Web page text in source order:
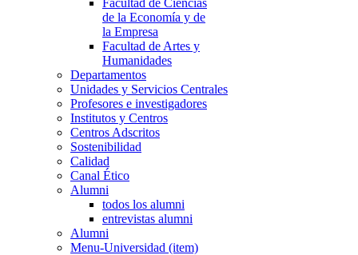
Facultad de Ciencias
de la Economía y de
la Empresa
Facultad de Artes y
Humanidades
Departamentos
Unidades y Servicios Centrales
Profesores e investigadores
Institutos y Centros
Centros Adscritos
Sostenibilidad
Calidad
Canal Ético
Alumni
todos los alumni
entrevistas alumni
Alumni
Menu-Universidad (item)